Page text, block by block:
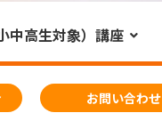
中高生対象）講座
お問い合わせ